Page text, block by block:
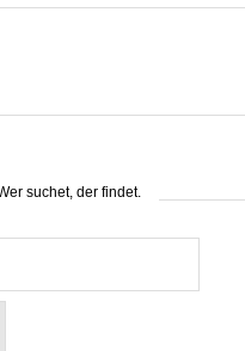
suchet, der findet.